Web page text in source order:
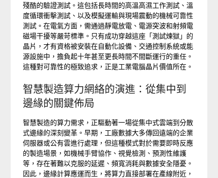
殘酷的驗證測試。這包括長時間的高溫高濕工作測試、溫
度循環衝擊測試、以及模擬運輸與現場震動的機械可靠性
測試。在電氣方面，需通過靜電放電、電源突波和射頻電
磁場干擾等嚴苛標準。只有成功穿越這座「測試煉獄」的
晶片，才有資格被安裝在自動化設備、交通控制系統或能
源設施中，擔負起十年甚至更長時間不間斷運行的重任。
這種對可靠性的極致追求，正是工業電腦晶片價值所在。
智慧製造算力網絡的演進：從集中到
邊緣的關鍵佈局
智慧製造的算力需求，正驅動著一場從集中式雲端到分散
式邊緣的深刻變革。早期，工廠數據大多傳回遠端的企業
伺服器或公有雲進行處理，但這種模式對於需要即時反應
的製造場景，如機械手臂協作、視覺檢測、預測性維護
等，存在著難以克服的延遲、頻寬消耗與數據安全隱憂。
因此，邊緣計算應運而生，將算力直接部署在產線附近，